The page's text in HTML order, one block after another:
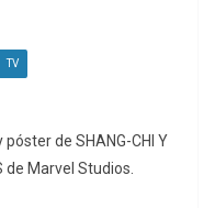
TV
de SHANG-CHI Y
de Marvel Studios.